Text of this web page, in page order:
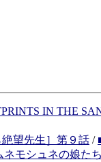
IN THE
望先生］第９話 /
ネモシュネの娘た